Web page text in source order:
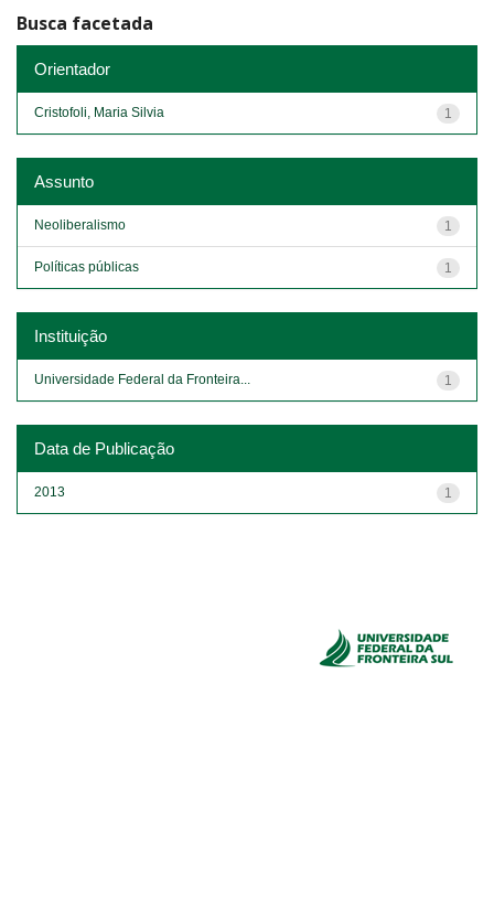
Busca facetada
Orientador
1
Cristofoli, Maria Silvia
Assunto
1
Neoliberalismo
1
Políticas públicas
Instituição
1
Universidade Federal da Fronteira...
Data de Publicação
1
2013